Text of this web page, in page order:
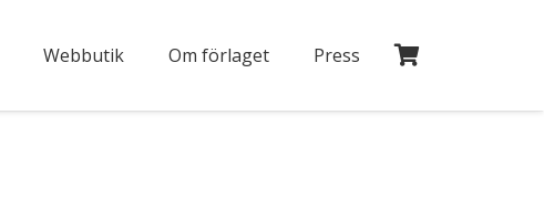
Webbutik Om förlaget Press